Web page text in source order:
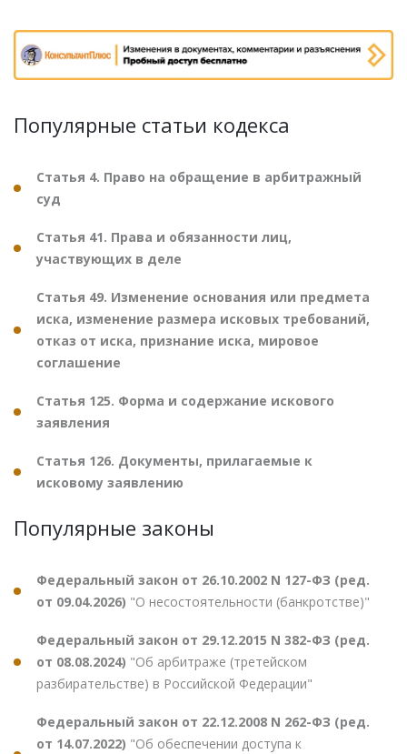
Популярные статьи кодекса
Статья 4. Право на обращение в арбитражный
суд
Статья 41. Права и обязанности лиц,
участвующих в деле
Статья 49. Изменение основания или предмета
иска, изменение размера исковых требований,
отказ от иска, признание иска, мировое
соглашение
Статья 125. Форма и содержание искового
заявления
Статья 126. Документы, прилагаемые к
исковому заявлению
Популярные законы
Федеральный закон от 26.10.2002 N 127-ФЗ (ред.
от 09.04.2026) "О несостоятельности (банкротстве)"
Федеральный закон от 29.12.2015 N 382-ФЗ (ред.
от 08.08.2024) "Об арбитраже (третейском
разбирательстве) в Российской Федерации"
Федеральный закон от 22.12.2008 N 262-ФЗ (ред.
от 14.07.2022) "Об обеспечении доступа к